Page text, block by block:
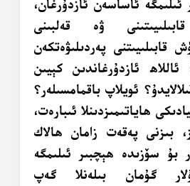
ئىلىمگە ئاساسەن ئازدۇرغان،
ۋە قەلبىنى
قابىلىيىتنى پەردىلىۋەتكەن
ئازدۇرغاندىن كېيىن
ئويلاپ باقمامسىلەر؟
ھاياتىمىزدىنلا ئىبارەت،
بىزنى پەقەت زامان ھالاك
بۇ سۆزىدە ھېچبىر ئىلىمگە
گۇمان بىلەنلا گەپ